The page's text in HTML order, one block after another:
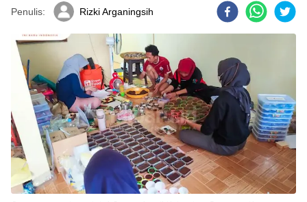
Penulis: Rizki Arganingsih